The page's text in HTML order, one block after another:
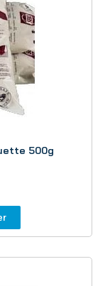
500g